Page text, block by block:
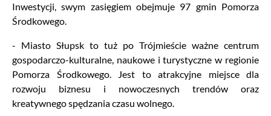
Inwestycji, swym zasięgiem obejmuje 97 gmin Pomorza
Środkowego.
- Miasto Słupsk to tuż po Trójmieście ważne centrum
gospodarczo-kulturalne, naukowe i turystyczne w regionie
Pomorza Środkowego. Jest to atrakcyjne miejsce dla
rozwoju biznesu i nowoczesnych trendów oraz
kreatywnego spędzania czasu wolnego.